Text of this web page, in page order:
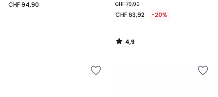
CHF 94,90
CHF 79,90
CHF 63,92 -20%
4,9
/